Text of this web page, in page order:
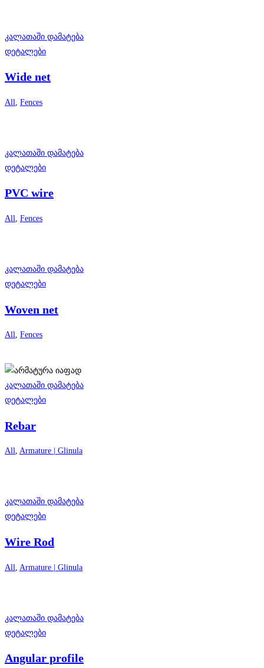
კალათაში დამატება
დეტალები
Wide net
All Fences
კალათაში დამატება
დეტალები
PVC wire
All Fences
კალათაში დამატება
დეტალები
Woven net
All, Fences
კალათაში დამატება
დეტალები
Rebar
All, Armature | Glinula
კალათაში დამატება
დეტალები
Wire Rod
All Armature | Glinula
კალათაში დამატება
დეტალები
Angular profile